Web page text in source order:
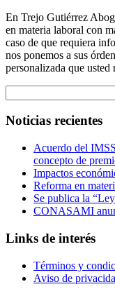
En Trejo Gutiérrez
en materia laboral con
caso de que requiera
nos ponemos a sus
personalizada que usted
Noticias recientes
Acuerdo del
concepto de
Impactos
Reforma en
Se publica la
CONASAMI
Links de interés
Términos y
Aviso de